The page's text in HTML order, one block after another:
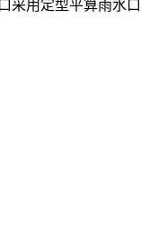
采用定型平算雨水